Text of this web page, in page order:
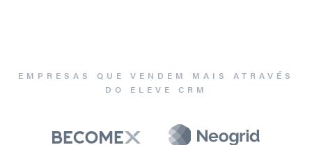
EMPRESAS QUE VENDEM MAIS ATRAVÉS
DO ELEVE CRM